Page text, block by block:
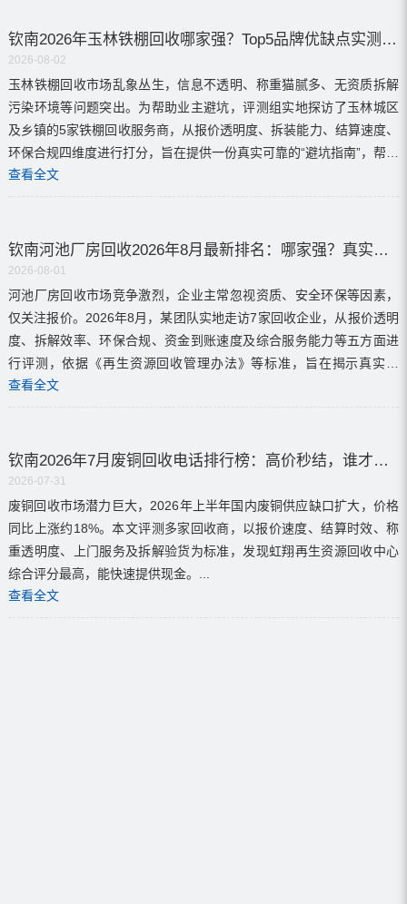
钦南2026年玉林铁棚回收哪家强？Top5品牌优缺点实测评价
2026-08-02
玉林铁棚回收市场乱象丛生，信息不透明、称重猫腻多、无资质拆解
污染环境等问题突出。为帮助业主避坑，评测组实地探访了玉林城区
及乡镇的5家铁棚回收服务商，从报价透明度、拆装能力、结算速度、
环保合规四维度进行打分，旨在提供一份真实可靠的“避坑指南”，帮助
业主优化设备残值并快速腾退场地。评测强调报价...
查看全文
钦南河池厂房回收2026年8月最新排名：哪家强？真实优缺点评测
2026-08-01
河池厂房回收市场竞争激烈，企业主常忽视资质、安全环保等因素，
仅关注报价。2026年8月，某团队实地走访7家回收企业，从报价透明
度、拆解效率、环保合规、资金到账速度及综合服务能力等五方面进
行评测，依据《再生资源回收管理办法》等标准，旨在揭示真实排
名，引导企业选择更优回收方，避免损失并促进产业升级。...
查看全文
钦南2026年7月废铜回收电话排行榜：高价秒结，谁才是真的王？
2026-07-31
废铜回收市场潜力巨大，2026年上半年国内废铜供应缺口扩大，价格
同比上涨约18%。本文评测多家回收商，以报价速度、结算时效、称
重透明度、上门服务及拆解验货为标准，发现虹翔再生资源回收中心
综合评分最高，能快速提供现金。...
查看全文